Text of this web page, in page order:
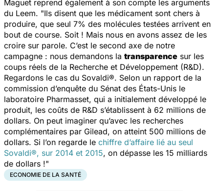
Maguet reprend également à son compte les arguments
du Leem. "Ils disent que les médicament sont chers à
produire, que seul 7% des molécules testées arrivent en
bout de course. Soit ! Mais nous en avons assez de les
croire sur parole. C’est le second axe de notre
campagne : nous demandons la transparence sur les
coups réels de la Recherche et Développement (R&D).
Regardons le cas du Sovaldi®. Selon un rapport de la
commission d’enquête du Sénat des États-Unis le
laboratoire Pharmasset, qui a initialement développé le
produit, les coûts de R&D s’établissent à 62 millions de
dollars. On peut imaginer qu’avec les recherches
complémentaires par Gilead, on atteint 500 millions de
dollars. Si l’on regarde le chiffre d’affaire lié au seul
Sovaldi®, sur 2014 et 2015, on dépasse les 15 milliards
de dollars !"
ECONOMIE DE LA SANTÉ